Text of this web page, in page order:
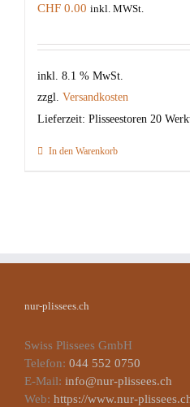
CHF 0.00 inkl. MWSt.
inkl. 8.1 % MwSt.
zzgl. Versandkosten
Lieferzeit: Plisseestoren 20
In den Warenkorb
nur-plissees.ch
Swiss Plissees GmbH
Telefon: 044 552 0750
E-Mail: info@nur-plissees.ch
Web: https://www.nur-